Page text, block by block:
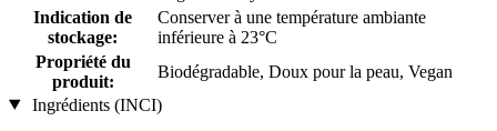
Indication de
stockage:
Conserver à une température ambiante
inférieure à 23°C
Propriété du
produit:
Biodégradable, Doux pour la peau, Vegan
Ingrédients (INCI)